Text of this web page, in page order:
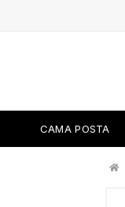
CAMA POSTA